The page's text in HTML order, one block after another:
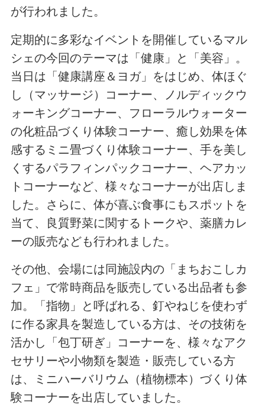
が行われました。
定期的に多彩なイベントを開催しているマル
シェの今回のテーマは「健康」と「美容」。
当日は「健康講座＆ヨガ」をはじめ、体ほぐ
し（マッサージ）コーナー、ノルディックウ
ォーキングコーナー、フローラルウォーター
の化粧品づくり体験コーナー、癒し効果を体
感するミニ畳づくり体験コーナー、手を美し
くするパラフィンパックコーナー、ヘアカッ
トコーナーなど、様々なコーナーが出店しま
した。さらに、体が喜ぶ食事にもスポットを
当て、良質野菜に関するトークや、薬膳カレ
ーの販売なども行われました。
その他、会場には同施設内の「まちおこしカ
フェ」で常時商品を販売している出品者も参
加。「指物」と呼ばれる、釘やねじを使わず
に作る家具を製造している方は、その技術を
活かし「包丁研ぎ」コーナーを、様々なアク
セサリーや小物類を製造・販売している方
は、ミニハーバリウム（植物標本）づくり体
験コーナーを出店していました。